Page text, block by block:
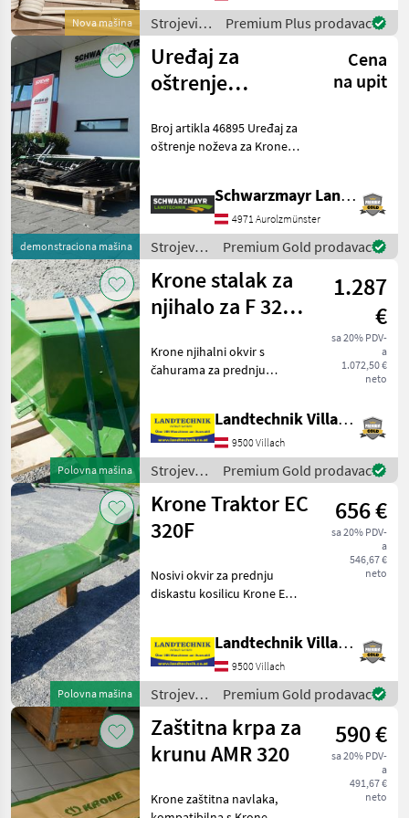
Nova mašina
Strojevi i
oprema
za travu i
baliranje /
Sonstige
Premium Plus prodavac
demonstraciona mašina
Uređaj za
oštrenje
Cena
na upit
Broj artikla 46895 Uređaj za
oštrenje noževa za Krone
kompletan - malo korišten
(5 oštrenja) bez noževa iz
demonstracijsk
Schwarzmayr Landtechnik GmbH - Aurolzmünster
4971 Aurolzmünster
Strojevi i
oprema
za travu i
baliranje
/ Krone
Premium Gold prodavac
Polovna mašina
Krone stalak za
njihalo za F 320
1.287
€
sa 20% PDV-
a
1.072,50 €
neto
Krone njihalni okvir s
čahurama za prednju
dostupan. Naš stručnjak za
rezervne dijelove rado će
odgovoriti na
Landtechnik Villach GmbH
9500 Villach
Strojevi i
oprema
za travu i
baliranje
/ Krone
Premium Gold prodavac
Polovna mašina
Krone Traktor EC
320F
656 €
sa 20% PDV-
a
546,67 €
neto
Nosivi okvir za prednju
diskastu kosilicu Krone EC
Naš stručnjak za rezervne
dijelove rado će odgovoriti
na sva vaša
Landtechnik Villach GmbH
9500 Villach
Strojevi i
oprema
za travu i
baliranje
/ Krone
Premium Gold prodavac
Zaštitna krpa za
krunu AMR 320
590 €
sa 20% PDV-
a
491,67 €
neto
Krone zaštitna navlaka,